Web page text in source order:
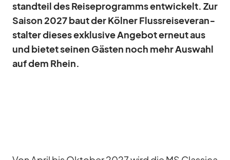
stand­teil des Rei­se­pro­gramms ent­wi­ckelt. Zur
Sai­son 2027 baut der Köl­ner Fluss­rei­se­ver­an­
stal­ter die­ses ex­klu­sive An­ge­bot er­neut aus
und bie­tet sei­nen Gäs­ten noch mehr Aus­wahl
auf dem Rhein.